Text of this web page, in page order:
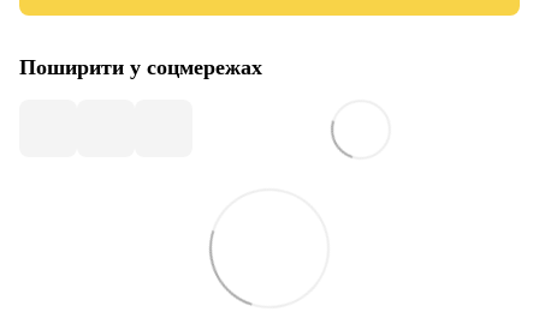
Поширити у соцмережах